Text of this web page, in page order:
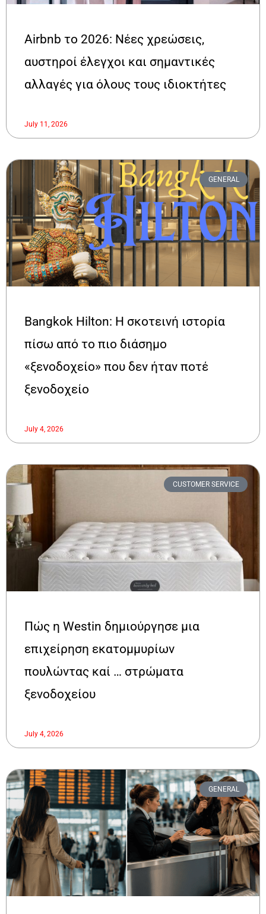
Airbnb το 2026: Νέες χρεώσεις,
αυστηροί έλεγχοι και σημαντικές
αλλαγές για όλους τους ιδιοκτήτες
July 11, 2026
GENERAL
Bangkok Hilton: Η σκοτεινή ιστορία
πίσω από το πιο διάσημο
«ξενοδοχείο» που δεν ήταν ποτέ
ξενοδοχείο
July 4, 2026
CUSTOMER SERVICE
Πώς η Westin δημιούργησε μια
επιχείρηση εκατομμυρίων
πουλώντας καί … στρώματα
ξενοδοχείου
July 4, 2026
GENERAL